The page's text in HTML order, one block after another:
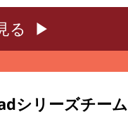
る ▶
シリーズチーム